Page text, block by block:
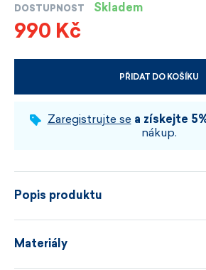
DOSTUPNOST Skladem
990 Kč
PŘIDAT DO KOŠÍKU
VYBERTE VELIKOST A
Zaregistrujte se a získejte
nákup.
Popis produktu
Má ráda volnější tempo. A je to na
Materiály